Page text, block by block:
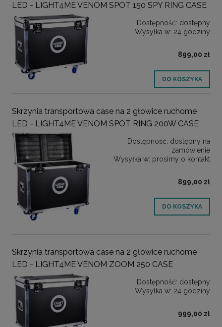
LED - LIGHT4ME VENOM SPOT 150 SPY RING CASE
Dostępność: dostępny
Wysyłka w: 24 godziny
899,00 zł
DO KOSZYKA
Skrzynia transportowa case na 2 głowice ruchome
LED - LIGHT4ME VENOM SPOT RING 200W CASE
Dostępność: dostępny na
zamówienie
Wysyłka w: prosimy o kontakt
899,00 zł
DO KOSZYKA
Skrzynia transportowa case na 2 głowice ruchome
LED - LIGHT4ME VENOM ZOOM 250 CASE
Dostępność: dostępny
Wysyłka w: 24 godziny
999,00 zł